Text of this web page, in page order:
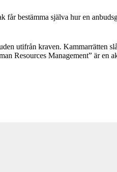
bestämma själva hur en
utifrån kraven. Kammarrätten
Resources Management” är en